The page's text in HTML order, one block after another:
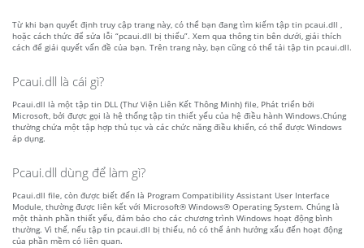
Từ khi bạn quyết định truy cập trang này, có thể bạn đang tìm kiếm tập tin pcaui.dll ,
hoặc cách thức để sửa lỗi “pcaui.dll bị thiếu”. Xem qua thông tin bên dưới, giải thích
cách để giải quyết vấn đề của bạn. Trên trang này, bạn cũng có thể tải tập tin pcaui.dll.
Pcaui.dll là cái gì?
Pcaui.dll là một tập tin DLL (Thư Viện Liên Kết Thông Minh) file, Phát triển bởi
Microsoft, bởi được gọi là hệ thống tập tin thiết yếu của hệ điều hành Windows.Chúng
thường chứa một tập hợp thủ tục và các chức năng điều khiển, có thể được Windows
áp dụng.
Pcaui.dll dùng để làm gì?
Pcaui.dll file, còn được biết đến là Program Compatibility Assistant User Interface
Module, thường được liên kết với Microsoft® Windows® Operating System. Chúng là
một thành phần thiết yếu, đảm bảo cho các chương trình Windows hoạt động bình
thường. Vì thế, nếu tập tin pcaui.dll bị thiếu, nó có thể ảnh hưởng xấu đến hoạt động
của phần mềm có liên quan.